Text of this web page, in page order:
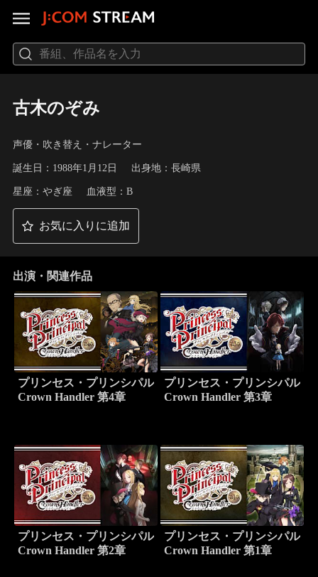
古木のぞみ
声優・吹き替え・ナレーター
誕生日：1988年1月12日 出身地：長崎県
星座：やぎ座 血液型：B
お気に入りに追加
出演・関連作品
プリンセス・プリンシパル
Crown Handler 第4章
プリンセス・プリンシパル
Crown Handler 第3章
プリンセス・プリンシパル
Crown Handler 第2章
プリンセス・プリンシパル
Crown Handler 第1章